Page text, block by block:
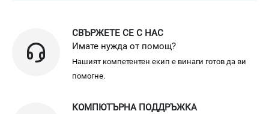
СВЪРЖЕТЕ СЕ С НАС
Имате нужда от помощ?
Нашият компетентен екип е винаги готов да ви
помогне.
КОМПЮТЪРНА ПОДДРЪЖКА